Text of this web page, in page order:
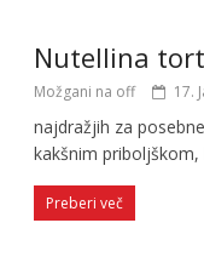
Nutellina
Možgani na off 17.
najdražjih za
kakšnim
Preberi več